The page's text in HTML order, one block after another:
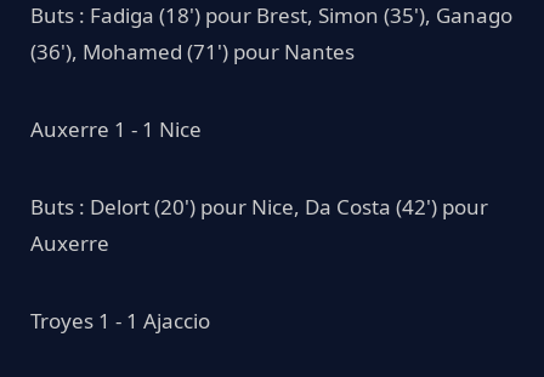
Buts : Fadiga (18') pour Brest, Simon (35'), Ganago
(36'), Mohamed (71') pour Nantes
Auxerre 1 - 1 Nice
Buts : Delort (20') pour Nice, Da Costa (42') pour
Auxerre
Troyes 1 - 1 Ajaccio